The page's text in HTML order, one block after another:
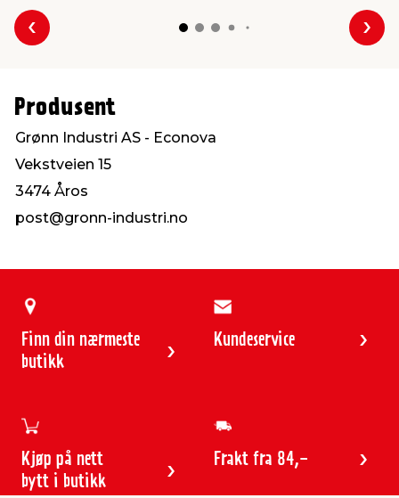
Forrige
Produsent
Grønn Industri AS - Econova
Vekstveien 15
3474 Åros
post@gronn-industri.no
Finn din nærmeste
butikk
Kundeservice
Kjøp på nett
bytt i butikk
Frakt fra 84,-